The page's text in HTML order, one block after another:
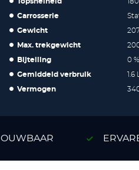
Carrosserie
Gewicht
Max. trekgewicht
Bijtelling 0 %
Gemiddeld verbruik 1.6
Vermogen